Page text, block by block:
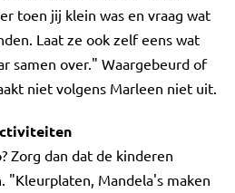
toen jij klein was en vraag wat
Laat ze ook zelf eens wat
samen over." Waargebeurd of
niet volgens Marleen niet uit.
Zorg dan dat de kinderen
"Kleurplaten, Mandela's maken